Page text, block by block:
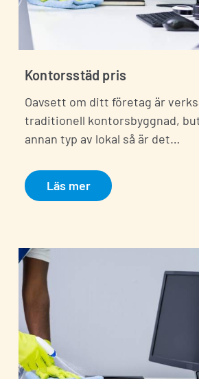
Kontorsstäd pris
Oavsett om ditt företag är
traditionell kontorsbyggnad,
annan typ av lokal så är det…
Läs mer